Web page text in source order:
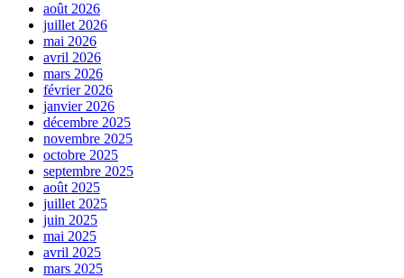
août 2026
juillet 2026
mai 2026
avril 2026
mars 2026
février 2026
janvier 2026
décembre 2025
novembre 2025
octobre 2025
septembre 2025
août 2025
juillet 2025
juin 2025
mai 2025
avril 2025
mars 2025